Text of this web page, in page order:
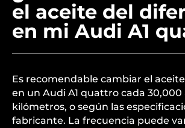
el aceite del
en mi Audi A1
Es recomendable cambiar el
en un Audi A1 quattro cada 30,000
kilómetros, o según las
fabricante. La frecuencia puede